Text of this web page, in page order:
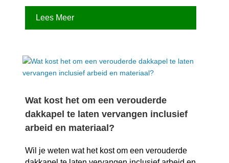
Lees Meer
Wat kost het om een verouderde
dakkapel te laten vervangen inclusief
arbeid en materiaal?
Wil je weten wat het kost om een verouderde